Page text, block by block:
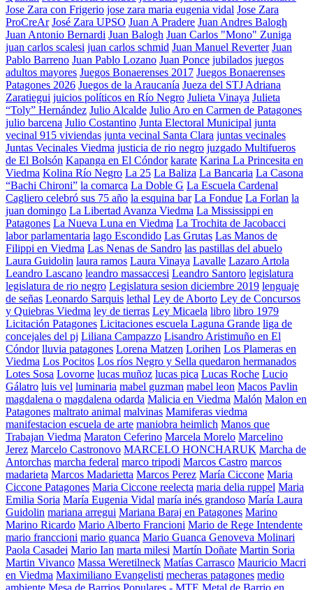
Jose Zara con Frigerio jose zara maria eugenia vidal Jose Zara
ProCreAr José Zara UPSO Juan A Pradere Juan Andres Balogh
Juan Antonio Bernardi Juan Balogh Juan Carlos "Mono" Zuniga
juan carlos scalesi juan carlos schmid Juan Manuel Reverter Juan
Pablo Barreno Juan Pablo Lozano Juan Ponce jubilados juegos
adultos mayores Juegos Bonaerenses 2017 Juegos Bonaerenses
Patagones 2026 Juegos de la Araucanía Jueza del STJ Adriana
Zaratiegui juicios políticos en Río Negro Julieta Vinaya Julieta
“Toly” Hernández Julio Alcalde Julio Aro en Carmen de Patagones
julio barcena Julio Costantino Junta Electoral Municipal junta
vecinal 915 viviendas junta vecinal Santa Clara juntas vecinales
Juntas Vecinales Viedma justicia de rio negro juzgado Multifueros
de El Bolsón Kapanga en El Cóndor karate Karina La Princesita en
Viedma Kolina Río Negro La 25 La Baliza La Bancaria La Casona
“Bachi Chironi” la comarca La Doble G La Escuela Cardenal
Cagliero celebró sus 75 año la esquina bar La Fondue La Forlan la
juan domingo La Libertad Avanza Viedma La Mississippi en
Patagones La Nueva Luna en Viedma La Trochita de Jacobacci
labor parlamentaria lago Escondido Las Grutas Las Manos de
Filippi en Viedma Las Nenas de Sandro las pastillas del abuelo
Laura Guidolin laura ramos Laura Vinaya Lavalle Lazaro Artola
Leandro Lascano leandro massaccesi Leandro Santoro legislatura
legislatura de rio negro Legislatura sesion diciembre 2019 lenguaje
de señas Leonardo Sarquis lethal Ley de Aborto Ley de Concursos
y Quiebras Viedma ley de tierras Ley Micaela libro libro 1979
Licitación Patagones Licitaciones escuela Laguna Grande liga de
concejales del pj Liliana Campazzo Lisandro Aristimuño en El
Cóndor lluvia patagones Lorena Matzen Lorihen Los Plameras en
Viedma Los Pocitos Los ríos Negro y Sella quedaron hermanados
Lotes Sosa Lovorne lucas muñoz lucas pica Lucas Roche Lucio
Gálatro luis vel luminaria mabel guzman mabel leon Macos Pavlin
magdalena o magdalena odarda Malicia en Viedma Malón Malon en
Patagones maltrato animal malvinas Mamiferas viedma
manifestacion escuela de arte maniobra heimlich Manos que
Trabajan Viedma Maraton Ceferino Marcela Morelo Marcelino
Jerez Marcelo Castronovo MARCELO HONCHARUK Marcha de
Antorchas marcha federal marco tripodi Marcos Castro marcos
madarieta Marcos Madarietta Marcos Perez María Ciccone Maria
Ciccone Patagones Maria Ciccone reelecta maria delia ruppel Maria
Emilia Soria María Eugenia Vidal maría inés grandoso María Laura
Guidolin mariana arregui Mariana Baraj en Patagones Marino
Marino Ricardo Mario Alberto Francioni Mario de Rege Intendente
mario franccioni mario guanca Mario Guanca Genoveva Molinari
Paola Casadei Mario Ian marta milesi Martín Doñate Martin Soria
Martin Vivanco Massa Weretilneck Matías Carrasco Mauricio Macri
en Viedma Maximiliano Evangelisti mecheras patagones medio
ambiente Mesa de Barrios Populares - MTE Metal de Barrio en